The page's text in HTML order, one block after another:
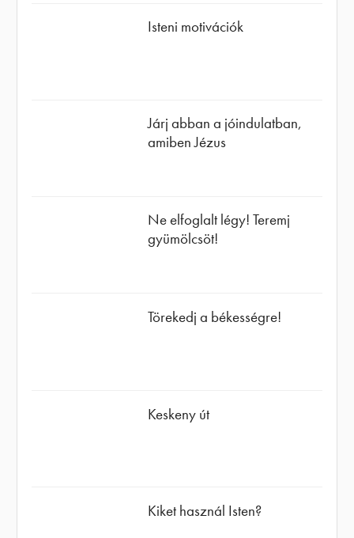
Isteni motivációk
Járj abban a jóindulatban,
amiben Jézus
Ne elfoglalt légy! Teremj
gyümölcsöt!
Törekedj a békességre!
Keskeny út
Kiket használ Isten?